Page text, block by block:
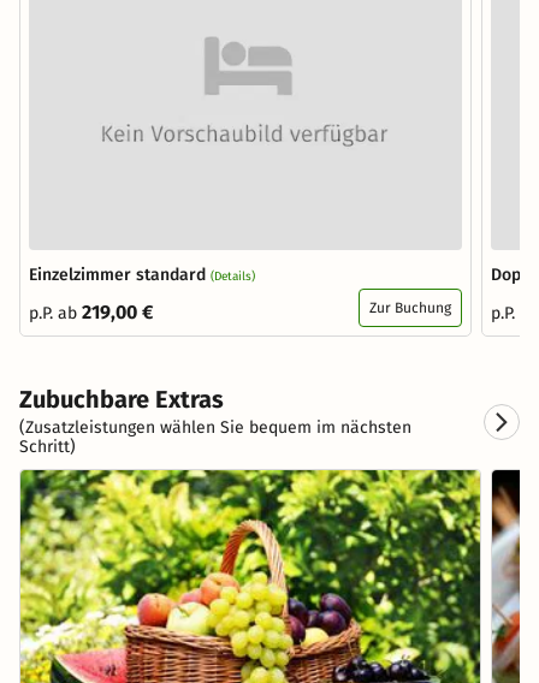
Einzelzimmer standard (Details)
p.P. ab 219,00 € Zur Buchung
p.P.
Zubuchbare Extras
(Zusatzleistungen wählen Sie bequem im nächsten
Schritt)